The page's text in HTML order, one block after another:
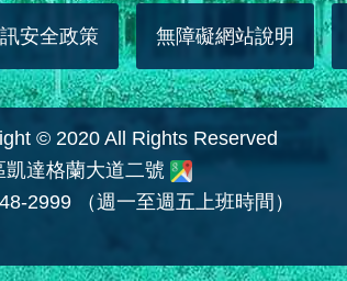
安全政策 無障礙網站說明
© 2020 All Rights Reserved
達格蘭大道二號
2999 （週一至週五上班時間）